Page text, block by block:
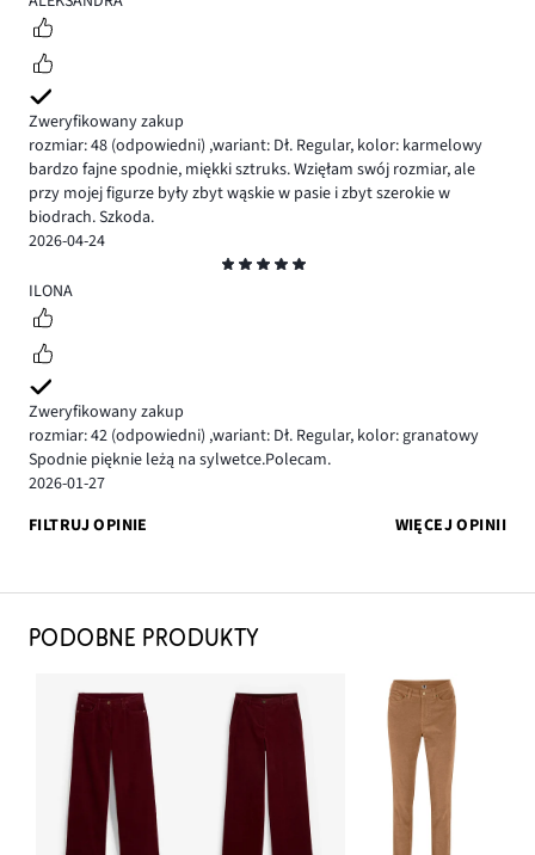
Zweryfikowany zakup
rozmiar: 48 (odpowiedni) ,wariant: Dł. Regular, kolor: karmelowy
bardzo fajne spodnie, miękki sztruks. Wzięłam swój rozmiar, ale
przy mojej figurze były zbyt wąskie w pasie i zbyt szerokie w
biodrach. Szkoda.
2026-04-24
5
ILONA
Zweryfikowany zakup
rozmiar: 42 (odpowiedni) ,wariant: Dł. Regular, kolor: granatowy
Spodnie pięknie leżą na sylwetce.Polecam.
2026-01-27
FILTRUJ OPINIE
WIĘCEJ OPINII
PODOBNE PRODUKTY